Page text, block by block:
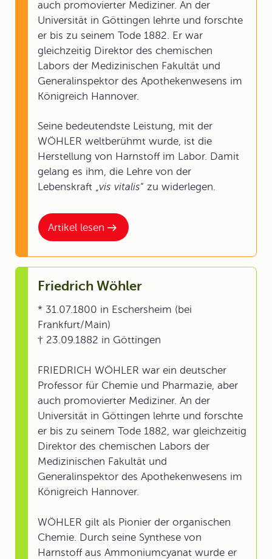
Artikel lesen
auch promovierter Mediziner. An der
Universität in Göttingen lehrte und forschte
er bis zu seinem Tode 1882. Er war
gleichzeitig Direktor des chemischen
Labors der Medizinischen Fakultät und
Generalinspektor des Apothekenwesens im
Königreich Hannover.
Seine bedeutendste Leistung, mit der
WÖHLER weltberühmt wurde, ist die
Herstellung von Harnstoff im Labor. Damit
gelang es ihm, die Lehre von der
Lebenskraft „vis vitalis“ zu widerlegen.
Friedrich Wöhler
* 31.07.1800 in Eschersheim (bei
Frankfurt/Main)
† 23.09.1882 in Göttingen
FRIEDRICH WÖHLER war ein deutscher
Professor für Chemie und Pharmazie, aber
auch promovierter Mediziner. An der
Universität in Göttingen lehrte und forschte
er bis zu seinem Tode 1882, war gleichzeitig
Direktor des chemischen Labors der
Medizinischen Fakultät und
Generalinspektor des Apothekenwesens im
Königreich Hannover.
WÖHLER gilt als Pionier der organischen
Chemie. Durch seine Synthese von
Harnstoff aus Ammoniumcyanat wurde er